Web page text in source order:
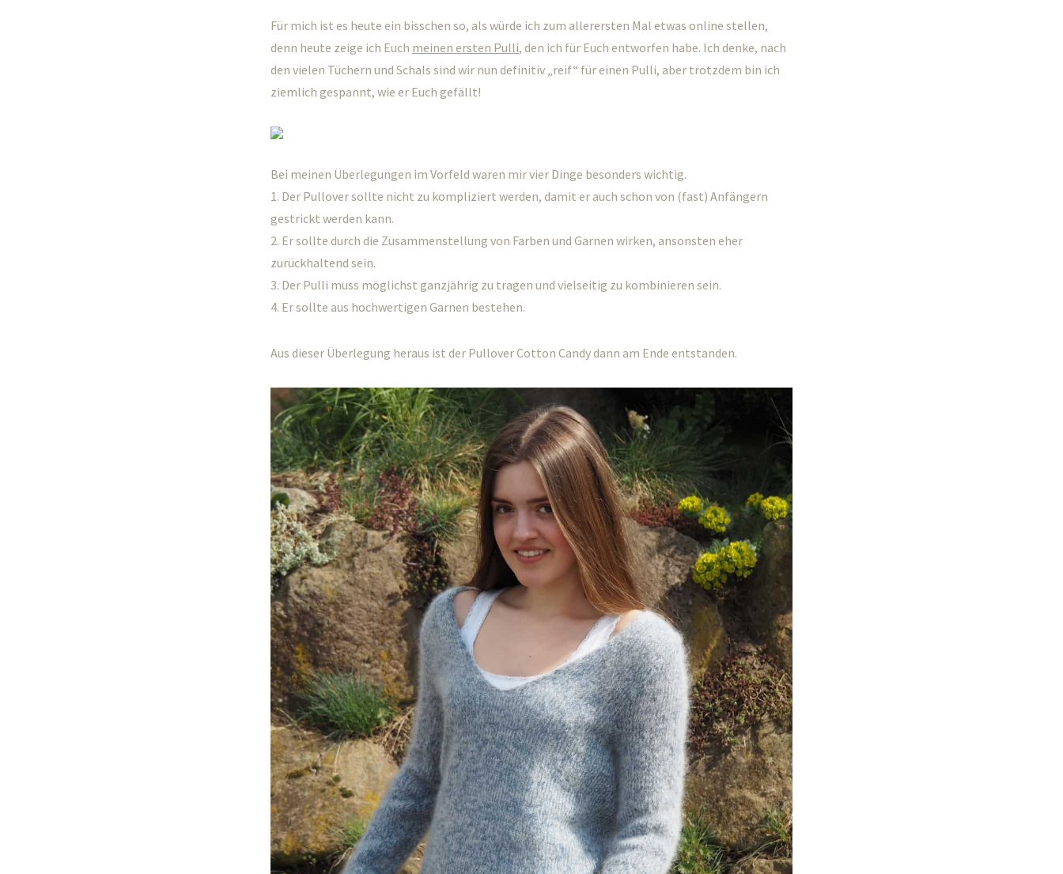
Für mich ist es heute ein bisschen so, als würde ich zum allerersten Mal etwas online stellen,
denn heute zeige ich Euch meinen ersten Pulli, den ich für Euch entworfen habe. Ich denke, nach
den vielen Tüchern und Schals sind wir nun definitiv „reif“ für einen Pulli, aber trotzdem bin ich
ziemlich gespannt, wie er Euch gefällt!
Bei meinen Überlegungen im Vorfeld waren mir vier Dinge besonders wichtig.
1. Der Pullover sollte nicht zu kompliziert werden, damit er auch schon von (fast) Anfängern
gestrickt werden kann.
2. Er sollte durch die Zusammenstellung von Farben und Garnen wirken, ansonsten eher
zurückhaltend sein.
3. Der Pulli muss möglichst ganzjährig zu tragen und vielseitig zu kombinieren sein.
4. Er sollte aus hochwertigen Garnen bestehen.
Aus dieser Überlegung heraus ist der Pullover Cotton Candy dann am Ende entstanden.